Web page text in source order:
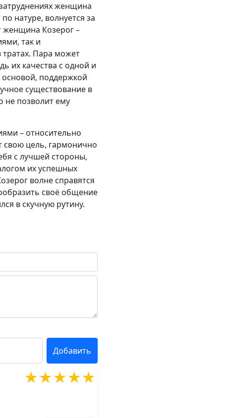
женщина
натуре, волнуется за
женщина Козерог –
так и
Пара может
их качества с одной и
поддержкой
существование в
не позволит ему
– относительно
свою цель, гармонично
с лучшей стороны,
их успешных
волне справятся
своё общение
в скучную рутину.
★★★★★